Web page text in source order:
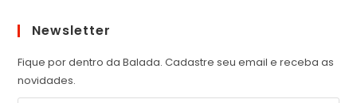
Newsletter
Fique por dentro da Balada. Cadastre seu email e receba as
novidades.